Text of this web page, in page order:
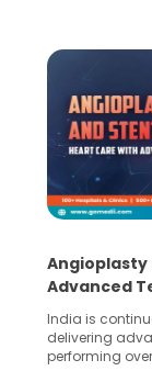
Angioplasty
Advanced
India is
delivering
performing